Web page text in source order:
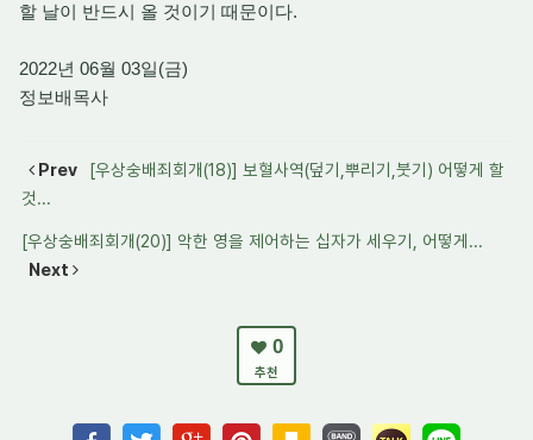
할 날이 반드시 올 것이기 때문이다.
2022년 06월 03일(금)
정보배목사
Prev
[우상숭배죄회개(18)] 보혈사역(덮기,뿌리기,붓기) 어떻게 할
것...
[우상숭배죄회개(20)] 악한 영을 제어하는 십자가 세우기, 어떻게...
Next
0
추천